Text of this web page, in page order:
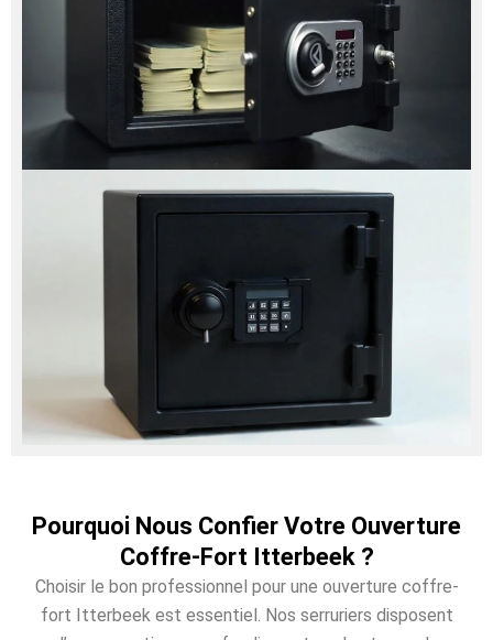
Pourquoi Nous Confier Votre Ouverture
Coffre-Fort Itterbeek ?
Choisir le bon professionnel pour une ouverture coffre-
fort Itterbeek est essentiel. Nos serruriers disposent